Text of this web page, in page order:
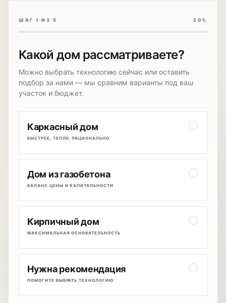
ШАГ 1 ИЗ 5 20%
Какой дом рассматриваете?
Можно выбрать технологию сейчас или оставить
подбор за нами — мы сравним варианты под ваш
участок и бюджет.
Каркасный дом
БЫСТРЕЕ, ТЕПЛО, РАЦИОНАЛЬНО
Дом из газобетона
БАЛАНС ЦЕНЫ И КАПИТАЛЬНОСТИ
Кирпичный дом
МАКСИМАЛЬНАЯ ОСНОВАТЕЛЬНОСТЬ
Нужна рекомендация
ПОМОГИТЕ ВЫБРАТЬ ТЕХНОЛОГИЮ